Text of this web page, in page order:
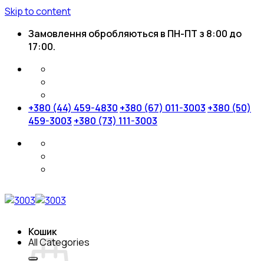
Skip to content
Замовлення обробляються в ПН-ПТ з 8:00 до
17:00.
+380 (44) 459-4830 +380 (67) 011-3003 +380 (50)
459-3003 +380 (73) 111-3003
Кошик
All Categories